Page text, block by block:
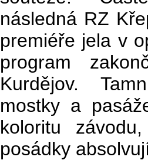
následná RZ
premiéře jela v
program
Kurdějov.
mostky a
koloritu
posádky